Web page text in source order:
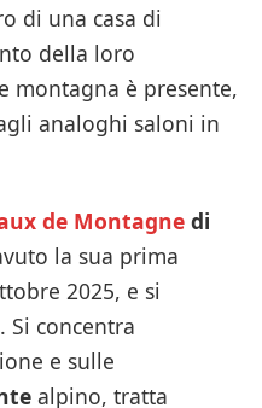
di una casa di
della loro
montagna è presente,
analoghi saloni in
de Montagne di
la sua prima
2025, e si
Si concentra
e sulle
alpino, tratta